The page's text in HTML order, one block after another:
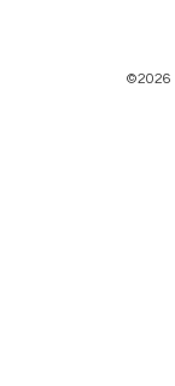
©2026